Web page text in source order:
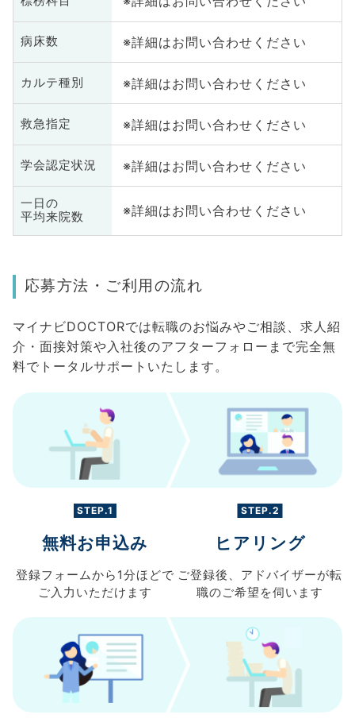
病床数 ※詳細はお問い合わせください
カルテ種別 ※詳細はお問い合わせください
救急指定 ※詳細はお問い合わせください
学会認定状況 ※詳細はお問い合わせください
一日の
平均来院数
※詳細はお問い合わせください
応募方法・ご利用の流れ
マイナビDOCTORでは転職のお悩みやご相談、求人紹
介・面接対策や入社後のアフターフォローまで完全無
料でトータルサポートいたします。
STEP.1
無料お申込み
登録フォームから 1分ほどで
ご入力 いただけます
STEP.2
ヒアリング
ご登録後、 アドバイザーが転
職のご希望を伺います